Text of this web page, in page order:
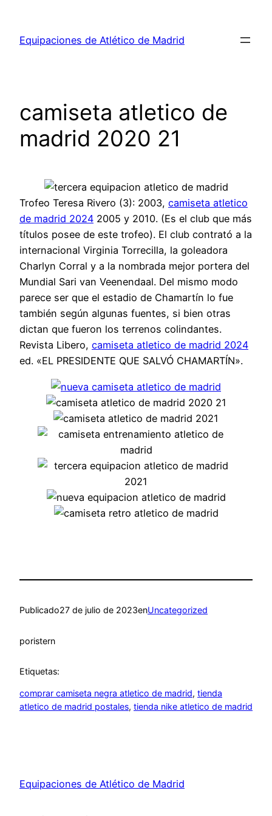
contenido
Equipaciones de Atlético de Madrid
camiseta atletico de
madrid 2020 21
Trofeo Teresa Rivero (3): 2003, camiseta atletico
de madrid 2024 2005 y 2010. (Es el club que más
títulos posee de este trofeo). El club contrató a la
internacional Virginia Torrecilla, la goleadora
Charlyn Corral y a la nombrada mejor portera del
Mundial Sari van Veenendaal. Del mismo modo
parece ser que el estadio de Chamartín lo fue
también según algunas fuentes, si bien otras
dictan que fueron los terrenos colindantes.
Revista Libero, camiseta atletico de madrid 2024
ed. «EL PRESIDENTE QUE SALVÓ CHAMARTÍN».
Publicado27 de julio de 2023enUncategorized
poristern
Etiquetas:
comprar camiseta negra atletico de madrid, tienda
atletico de madrid postales, tienda nike atletico de madrid
Equipaciones de Atlético de Madrid